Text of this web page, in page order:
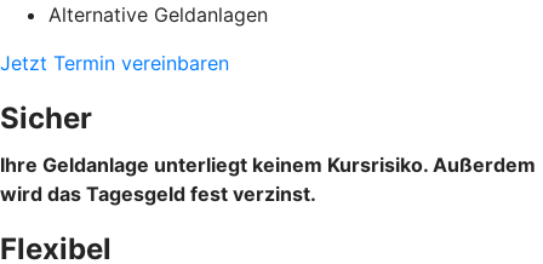
Alternative Geldanlagen
Jetzt Termin vereinbaren
Sicher
Ihre Geldanlage unterliegt keinem Kursrisiko. Außerdem
wird das Tagesgeld fest verzinst.
Flexibel